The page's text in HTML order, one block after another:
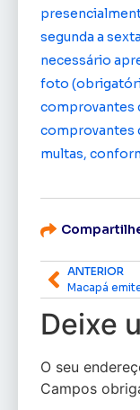
segunda a
necessário
foto
comprovantes
comprovantes
multas,
ANTERIOR
Deixe
O seu
Campos